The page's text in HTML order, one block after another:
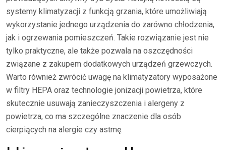
systemy klimatyzacji z funkcją grzania, które umożliwiają
wykorzystanie jednego urządzenia do zarówno chłodzenia,
jak i ogrzewania pomieszczeń. Takie rozwiązanie jest nie
tylko praktyczne, ale także pozwala na oszczędności
związane z zakupem dodatkowych urządzeń grzewczych.
Warto również zwrócić uwagę na klimatyzatory wyposażone
w filtry HEPA oraz technologie jonizacji powietrza, które
skutecznie usuwają zanieczyszczenia i alergeny z
powietrza, co ma szczególne znaczenie dla osób
cierpiących na alergie czy astmę.